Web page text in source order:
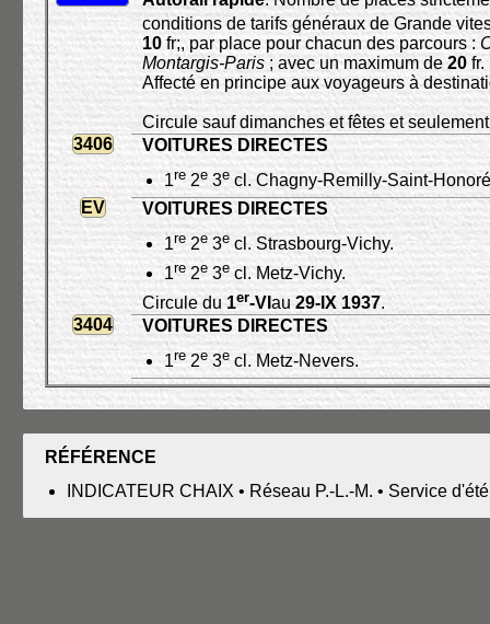
conditions de tarifs généraux de Grande
10 fr;, par place pour chacun des parcours :
Montargis-Paris; avec un maximum de20 fr.
Affecté en principe aux voyageurs à
Circule sauf dimanches et fêtes et
3406
VOITURES DIRECTES
1re 2e 3e cl. Chagny-Remilly-Saint-
EV
VOITURES DIRECTES
1re 2e 3e cl. Strasbourg-Vichy.
1re 2e 3e cl. Metz-Vichy.
Circule du 1er-VI au29-IX 1937.
3404
VOITURES DIRECTES
1re 2e 3e cl. Metz-Nevers.
RÉFÉRENCE
INDICATEUR CHAIX • Réseau P.-L.-M. • Service